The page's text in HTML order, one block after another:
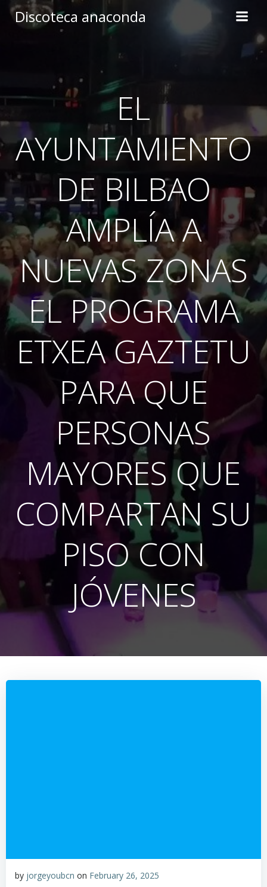
to
Discoteca anaconda
EL
AYUNTAMIENTO
DE BILBAO
AMPLÍA A
NUEVAS ZONAS
EL PROGRAMA
ETXEA GAZTETU
PARA QUE
PERSONAS
MAYORES QUE
COMPARTAN SU
PISO CON
JÓVENES
by jorgeyoubcn on February 26, 2025